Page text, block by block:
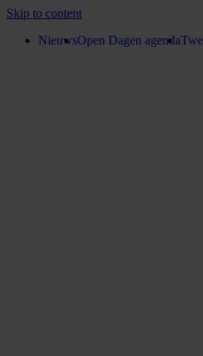
Skip to content
NieuwsOpen Dagen agenda